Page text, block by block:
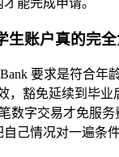
能完成申请。
生账户真的完全
要求是符合年
，豁免延续到毕业
数字交易才免服
己情况对一遍条件